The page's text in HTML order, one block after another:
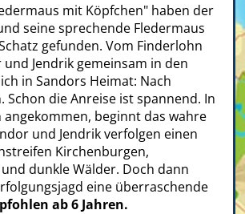
mit Köpfchen" haben der
seine sprechende Fledermaus
gefunden. Vom Finderlohn
Jendrik gemeinsam in den
in Sandors Heimat: Nach
Schon die Anreise ist spannend. In
angekommen, beginnt das wahre
und Jendrik verfolgen einen
Kirchenburgen,
dunkle Wälder. Doch dann
eine überraschende
ab 6 Jahren.